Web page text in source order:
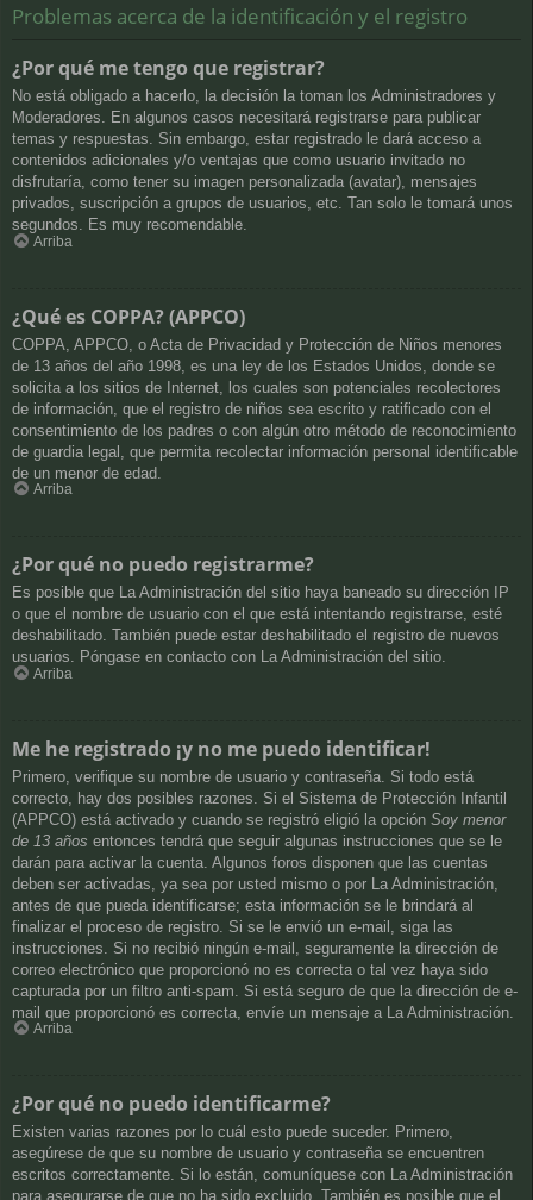
Problemas acerca de la identificación y el registro
¿Por qué me tengo que registrar?
No está obligado a hacerlo, la decisión la toman los Administradores y
Moderadores. En algunos casos necesitará registrarse para publicar
temas y respuestas. Sin embargo, estar registrado le dará acceso a
contenidos adicionales y/o ventajas que como usuario invitado no
disfrutaría, como tener su imagen personalizada (avatar), mensajes
privados, suscripción a grupos de usuarios, etc. Tan solo le tomará unos
segundos. Es muy recomendable.
Arriba
¿Qué es COPPA? (APPCO)
COPPA, APPCO, o Acta de Privacidad y Protección de Niños menores
de 13 años del año 1998, es una ley de los Estados Unidos, donde se
solicita a los sitios de Internet, los cuales son potenciales recolectores
de información, que el registro de niños sea escrito y ratificado con el
consentimiento de los padres o con algún otro método de reconocimiento
de guardia legal, que permita recolectar información personal identificable
de un menor de edad.
Arriba
¿Por qué no puedo registrarme?
Es posible que La Administración del sitio haya baneado su dirección IP
o que el nombre de usuario con el que está intentando registrarse, esté
deshabilitado. También puede estar deshabilitado el registro de nuevos
usuarios. Póngase en contacto con La Administración del sitio.
Arriba
Me he registrado ¡y no me puedo identificar!
Primero, verifique su nombre de usuario y contraseña. Si todo está
correcto, hay dos posibles razones. Si el Sistema de Protección Infantil
(APPCO) está activado y cuando se registró eligió la opción Soy menor
de 13 años entonces tendrá que seguir algunas instrucciones que se le
darán para activar la cuenta. Algunos foros disponen que las cuentas
deben ser activadas, ya sea por usted mismo o por La Administración,
antes de que pueda identificarse; esta información se le brindará al
finalizar el proceso de registro. Si se le envió un e-mail, siga las
instrucciones. Si no recibió ningún e-mail, seguramente la dirección de
correo electrónico que proporcionó no es correcta o tal vez haya sido
capturada por un filtro anti-spam. Si está seguro de que la dirección de e-
mail que proporcionó es correcta, envíe un mensaje a La Administración.
Arriba
¿Por qué no puedo identificarme?
Existen varias razones por lo cuál esto puede suceder. Primero,
asegúrese de que su nombre de usuario y contraseña se encuentren
escritos correctamente. Si lo están, comuníquese con La Administración
para asegurarse de que no ha sido excluido. También es posible que el